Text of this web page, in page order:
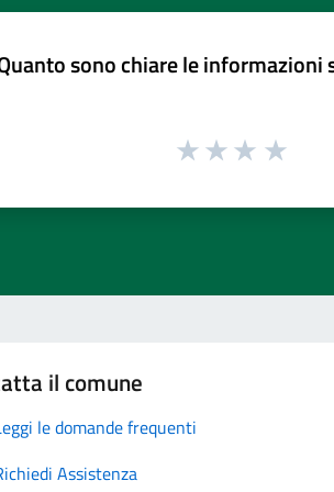
sono chiare le informazioni
il comune
le domande frequenti
Assistenza